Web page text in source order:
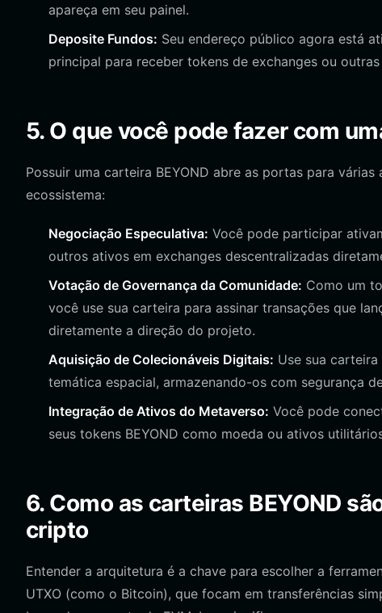
apareça em seu painel.
Deposite Fundos: Seu endereço público agora está
principal para receber tokens de exchanges ou
5. O que você pode fazer com
Possuir uma carteira BEYOND abre as portas para
ecossistema:
Negociação Especulativa: Você pode participar
outros ativos em exchanges descentralizadas
Votação de Governança da Comunidade: Como um
você use sua carteira para assinar transações que
diretamente a direção do projeto.
Aquisição de Colecionáveis Digitais: Use sua
temática espacial, armazenando-os com segurança
Integração de Ativos do Metaverso: Você pode
seus tokens BEYOND como moeda ou ativos
6. Como as carteiras BEYOND
cripto
Entender a arquitetura é a chave para escolher a
UTXO (como o Bitcoin), que focam em transferências